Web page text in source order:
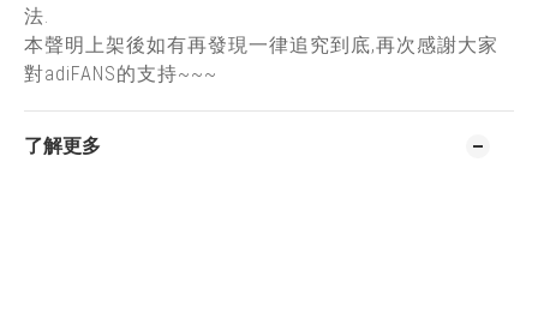
法.
本聲明上架後如有再發現一律追究到底,再次感謝大家
對adiFANS的支持~~~
了解更多